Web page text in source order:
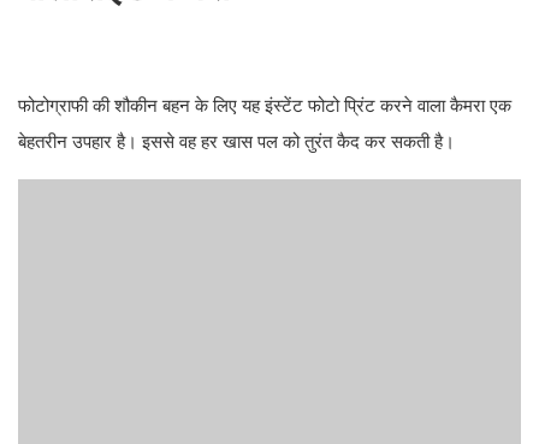
फोटोग्राफी की शौकीन बहन के लिए यह इंस्टेंट फोटो प्रिंट करने वाला कैमरा एक
बेहतरीन उपहार है। इससे वह हर खास पल को तुरंत कैद कर सकती है।